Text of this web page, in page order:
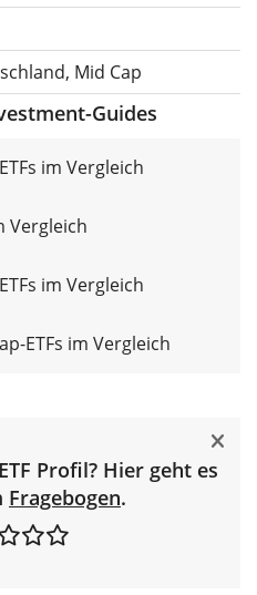
Mid Cap
Guides
im Vergleich
Vergleich
im Vergleich
ETFs im Vergleich
Profil? Hier geht es
Fragebogen.